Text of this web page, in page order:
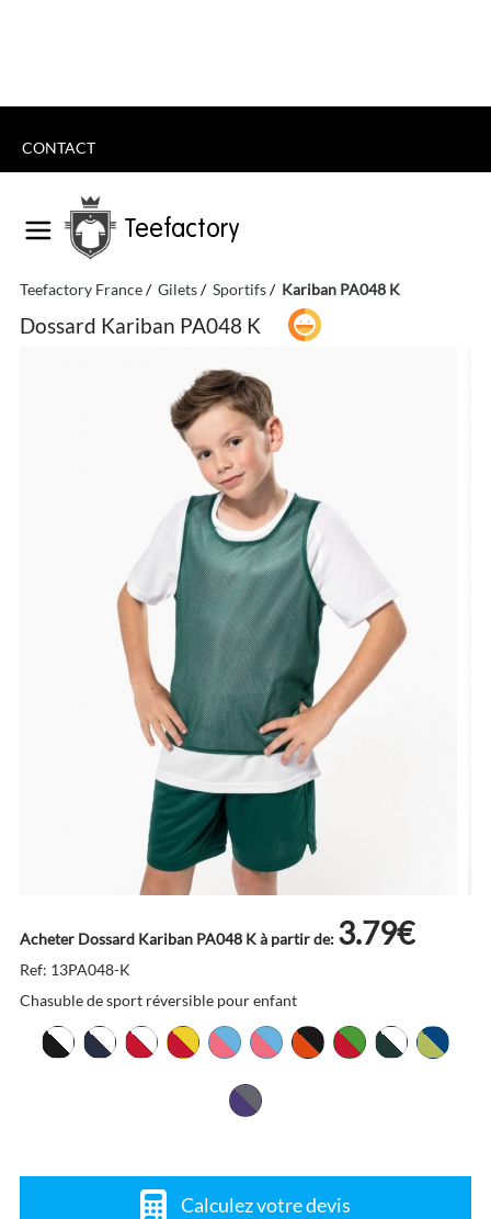
CONTACT
Teefactory
Teefactory France Gilets Sportifs Kariban PA048 K
Dossard Kariban PA048 K
Acheter Dossard Kariban PA048 K à partir de: 3.79€
Ref: 13PA048-K
Chasuble de sport réversible pour enfant
Calculez votre devis